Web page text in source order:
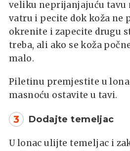
veliku neprijanjajuću tavu
vatru i pecite dok koža ne
okrenite i zapecite drugu
treba, ali ako se koža
malo.
Piletinu premjestite u
masnoću ostavite u tavi.
3 Dodajte temeljac
U lonac ulijte temeljac i